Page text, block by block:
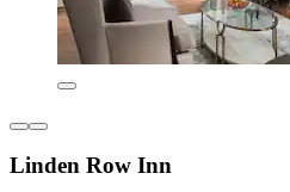
Linden Row Inn